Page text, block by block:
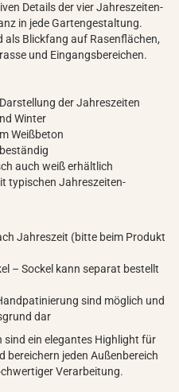
Details der vier Jahreszeiten-
in jede Gartengestaltung.
als Blickfang auf Rasenflächen,
und Eingangsbereichen.
der Jahreszeiten
Winter
Weißbeton
auch weiß erhältlich
typischen Jahreszeiten-
Jahreszeit (bitte beim Produkt
– Sockel kann separat bestellt
sind möglich und
dar
sind ein elegantes Highlight für
bereichern jeden Außenbereich
Verarbeitung.